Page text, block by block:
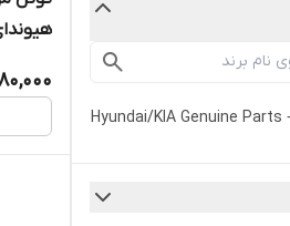
Hyundai/KIA Genuine Parts